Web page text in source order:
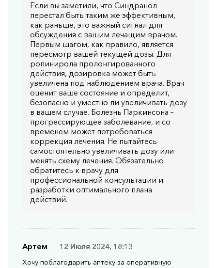
Если вы заметили, что Синдранол
перестал быть таким же эффективным,
как раньше, это важный сигнал для
обсуждения с вашим лечащим врачом.
Первым шагом, как правило, является
пересмотр вашей текущей дозы. Для
ропинирола пролонгированного
действия, дозировка может быть
увеличена под наблюдением врача. Врач
оценит ваше состояние и определит,
безопасно и уместно ли увеличивать дозу
в вашем случае. Болезнь Паркинсона –
прогрессирующее заболевание, и со
временем может потребоваться
коррекция лечения. Не пытайтесь
самостоятельно увеличивать дозу или
менять схему лечения. Обязательно
обратитесь к врачу для
профессиональной консультации и
разработки оптимального плана
действий.
Артем
12 Июля 2024, 18:13
Хочу поблагодарить аптеку за оперативную